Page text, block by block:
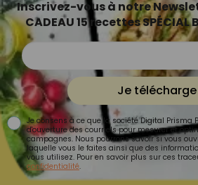
Inscrivez-vous à notre
CADEAU 15 recettes SPÉCIAL
Je télécharge
Je consens à ce que la société Digital Prisma
d'ouverture des courriels pour mesurer et
campagnes. Nous pourrons savoir si vous
laquelle vous le faites ainsi que des
vous utilisez. Pour en savoir plus sur ces
confidentialité.